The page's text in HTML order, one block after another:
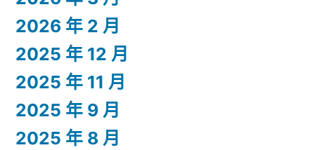
2026 年 2 月
2025 年 12 月
2025 年 11 月
2025 年 9 月
2025 年 8 月